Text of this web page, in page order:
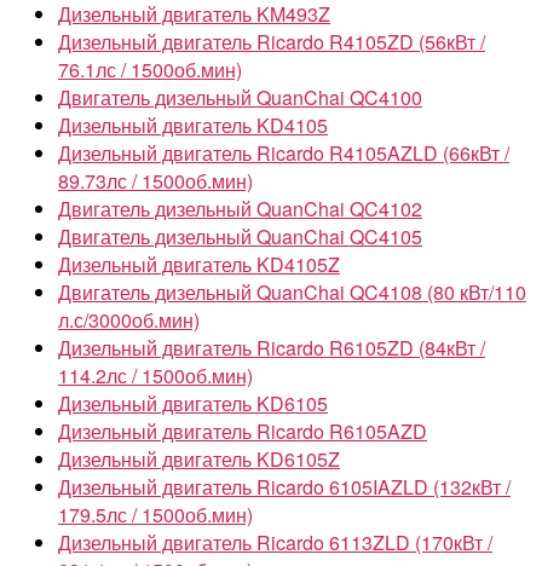
Дизельный двигатель KM493Z
Дизельный двигатель Ricardo R4105ZD (56кВт /
76.1лс / 1500об.мин)
Двигатель дизельный QuanChai QC4100
Дизельный двигатель KD4105
Дизельный двигатель Ricardo R4105AZLD (66кВт /
89.73лс / 1500об.мин)
Двигатель дизельный QuanChai QC4102
Двигатель дизельный QuanChai QC4105
Дизельный двигатель KD4105Z
Двигатель дизельный QuanChai QC4108 (80 кВт/110
л.с/3000об.мин)
Дизельный двигатель Ricardo R6105ZD (84кВт /
114.2лс / 1500об.мин)
Дизельный двигатель KD6105
Дизельный двигатель Ricardo R6105AZD
Дизельный двигатель KD6105Z
Дизельный двигатель Ricardo 6105IAZLD (132кВт /
179.5лс / 1500об.мин)
Дизельный двигатель Ricardo 6113ZLD (170кВт /